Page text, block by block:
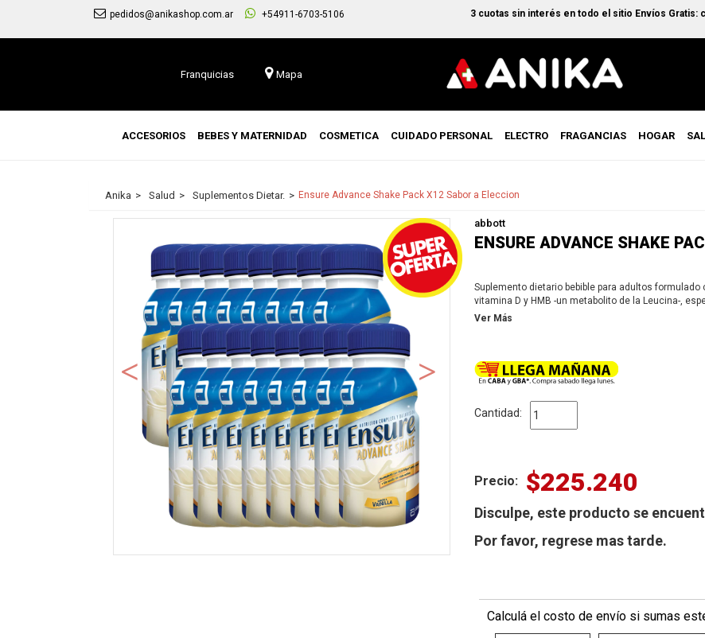
pedidos@anikashop.com.ar +54911-6703-5106 3 cuotas sin interés en todo el sitio Envíos Gratis:
Franquicias Mapa
ACCESORIOS BEBES Y MATERNIDAD COSMETICA CUIDADO PERSONAL ELECTRO FRAGANCIAS HOGAR
Anika Salud Suplementos Dietar. Ensure Advance Shake Pack X12 Sabor a Eleccion
abbott
ENSURE ADVANCE SHAKE
Suplemento dietario bebible para adultos
vitamina D y HMB -un metabolito de la Leucina-,
y balanceada.
Ver Más
Cantidad:
Precio: $225.240
Disculpe, este producto se
Por favor, regrese mas tarde.
Calculá el costo de envío si sumas